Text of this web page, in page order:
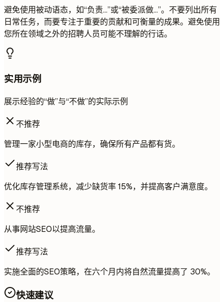
避免使用被动语态，如“负责...”或“被委派做...”。不要列出所有
日常任务，而要专注于重要的贡献和可衡量的成果。避免使用
您所在领域之外的招聘人员可能不理解的行话。
实用示例
展示经验的“做”与“不做”的实际示例
不推荐
管理一家小型电商的库存，确保所有产品都有货。
推荐写法
优化库存管理系统，减少缺货率 15%，并提高客户满意度。
不推荐
从事网站SEO以提高流量。
推荐写法
实施全面的SEO策略，在六个月内将自然流量提高了 30%。
快速建议